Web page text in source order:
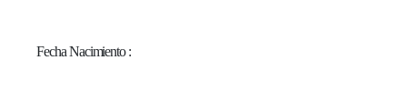
Fecha Nacimiento :